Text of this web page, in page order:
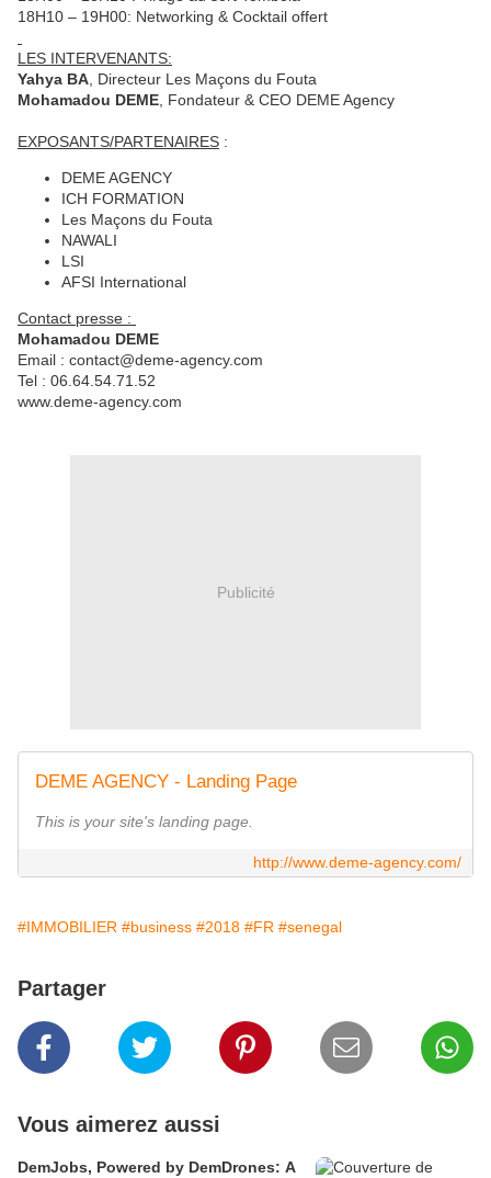
18H10 – 19H00: Networking & Cocktail offert
LES INTERVENANTS:
Yahya BA , Directeur Les Maçons du Fouta
Mohamadou DEME , Fondateur & CEO DEME Agency
EXPOSANTS/PARTENAIRES :
DEME AGENCY
ICH FORMATION
Les Maçons du Fouta
NAWALI
LSI
AFSI International
Contact presse :
Mohamadou DEME
Email : contact@deme-agency.com
Tel : 06.64.54.71.52
www.deme-agency.com
Publicité
DEME AGENCY - Landing Page
This is your site's landing page.
http://www.deme-agency.com/
#IMMOBILIER #business #2018 #FR #senegal
Partager
Vous aimerez aussi
DemJobs, Powered by DemDrones: A